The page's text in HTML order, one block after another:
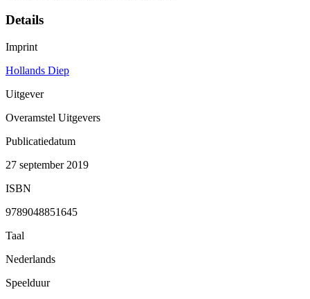
Details
Imprint
Hollands Diep
Uitgever
Overamstel Uitgevers
Publicatiedatum
27 september 2019
ISBN
9789048851645
Taal
Nederlands
Speelduur